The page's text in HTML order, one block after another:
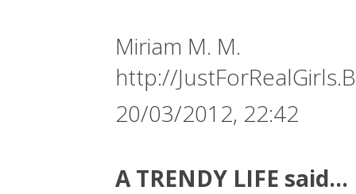
Miriam M. M.
http://
20/03/2012, 22:42
A TRENDY LIFE said...